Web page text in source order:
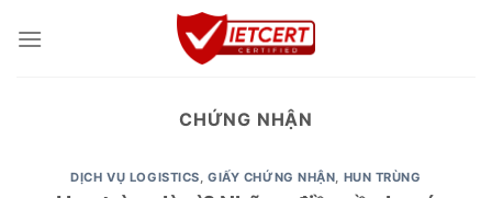
CHỨNG NHẬN
DỊCH VỤ LOGISTICS,GIẤY CHỨNG NHẬN, HUN TRÙNG